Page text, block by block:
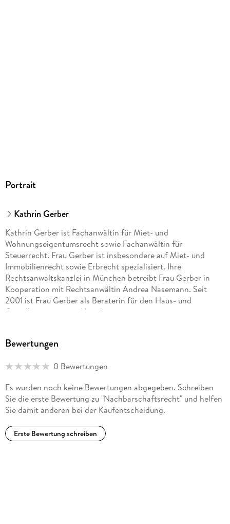
Portrait
Kathrin Gerber
Kathrin Gerber ist Fachanwältin für Miet- und
Wohnungseigentumsrecht sowie Fachanwältin für
Steuerrecht. Frau Gerber ist insbesondere auf Miet- und
Immobilienrecht sowie Erbrecht spezialisiert. Ihre
Rechtsanwaltskanzlei in München betreibt Frau Gerber in
Kooperation mit Rechtsanwältin Andrea Nasemann. Seit
2001 ist Frau Gerber als Beraterin für den Haus- und
Grundbesitzerverein München tätig.
Rechtsanwältin in der Rechtsabteilung des Haus- und
Fragen des Miet- und Wohnungseigentumsrechts. Daneben
für die Süddeutsche Zeitung und hat Hunderte von Artikeln
verfasst. Auch für die Zeitschrift Das Haus, die im Burda-
Verlag erscheint, ist sie journalistisch tätig. Andrea
Nasemann hat zahlreiche Rechtsratgeber verfasst, die sich
überwiegend mit Fragen des Mietrechts beschäftigen.
Bewertungen
0 Bewertungen
Es wurden noch keine Bewertungen abgegeben. Schreiben
Sie die erste Bewertung zu "Nachbarschaftsrecht" und helfen
Sie damit anderen bei der Kaufentscheidung.
Erste Bewertung schreiben